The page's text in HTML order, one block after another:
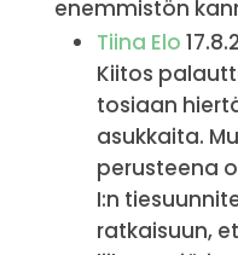
enemmistön
Tiina Elo
Kiitos
tosiaan
asukkaita.
perusteena
I:n
ratkaisuun,